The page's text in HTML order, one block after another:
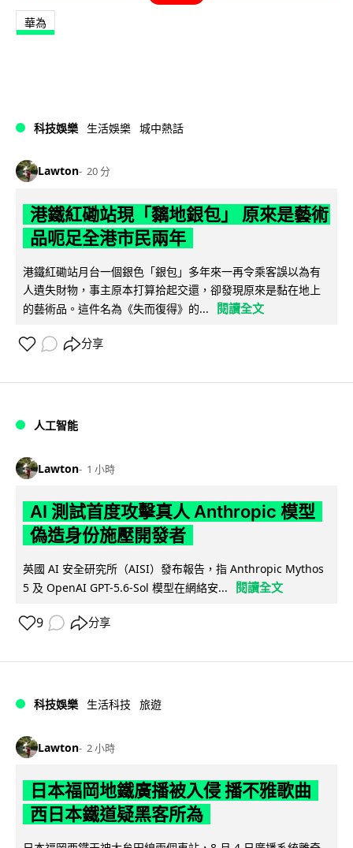
華為
科技娛樂 生活娛樂 城中熱話
Lawton 20 分
港鐵紅磡站現「黐地銀包」 原來是藝術
品呃足全港市民兩年
港鐵紅磡站月台一個銀色「銀包」多年來一再令乘客誤以為有
人遺失財物，事主原本打算拾起交還，卻發現原來是黏在地上
的藝術品。這件名為《失而復得》的...
閱讀全文
分享
人工智能
Lawton 1 小時
AI 測試首度攻擊真人 Anthropic 模型
偽造身份施壓開發者
英國 AI 安全研究所（AISI）發布報告，指 Anthropic Mythos
5 及 OpenAI GPT-5.6-Sol 模型在網絡安...
閱讀全文
9 分享
科技娛樂 生活科技 旅遊
Lawton 2 小時
日本福岡地鐵廣播被入侵 播不雅歌曲
西日本鐵道疑黑客所為